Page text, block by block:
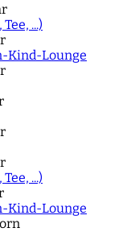
...)
Kind-Lounge
...)
Kind-Lounge